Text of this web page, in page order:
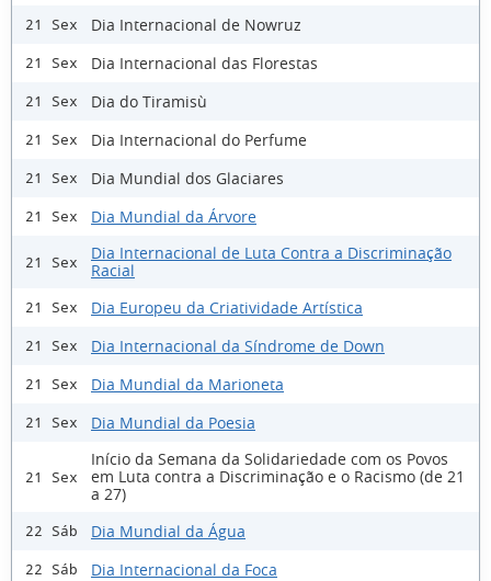
21 Sex Dia Internacional de Nowruz
21 Sex Dia Internacional das Florestas
21 Sex Dia do Tiramisù
21 Sex Dia Internacional do Perfume
21 Sex Dia Mundial dos Glaciares
21 Sex Dia Mundial da Árvore
21 Sex
Dia Internacional de Luta Contra a Discriminação
Racial
21 Sex Dia Europeu da Criatividade Artística
21 Sex Dia Internacional da Síndrome de Down
21 Sex Dia Mundial da Marioneta
21 Sex Dia Mundial da Poesia
21 Sex
Início da Semana da Solidariedade com os Povos
em Luta contra a Discriminação e o Racismo (de 21
a 27)
22 Sáb Dia Mundial da Água
22 Sáb Dia Internacional da Foca